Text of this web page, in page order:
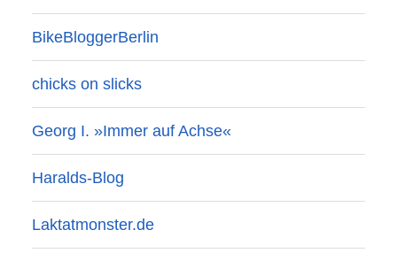
BikeBloggerBerlin
chicks on slicks
Georg I. »Immer auf Achse«
Haralds-Blog
Laktatmonster.de